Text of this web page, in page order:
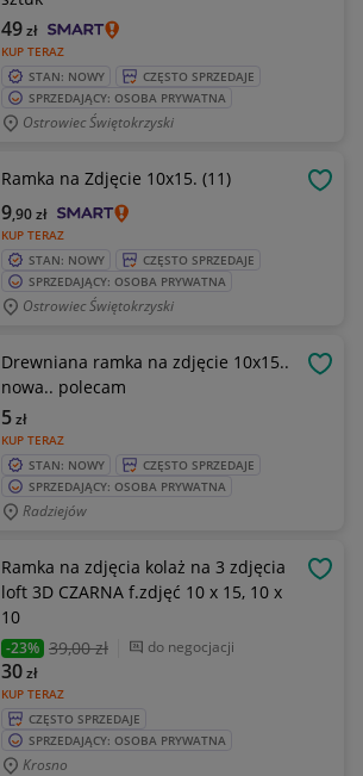
KUP TERAZ
49zł
STAN: NOWY
CZĘSTO SPRZEDAJE
SPRZEDAJĄCY: OSOBA PRYWATNA
Ostrowiec Świętokrzyski
Ramka na Zdjęcie 10x15. (11)
KUP TERAZ
9,90zł
STAN: NOWY
CZĘSTO SPRZEDAJE
SPRZEDAJĄCY: OSOBA PRYWATNA
Ostrowiec Świętokrzyski
Drewniana ramka na zdjęcie 10x15..
nowa.. polecam
KUP TERAZ
5zł
STAN: NOWY
CZĘSTO SPRZEDAJE
SPRZEDAJĄCY: OSOBA PRYWATNA
Radziejów
Ramka na zdjęcia kolaż na 3 zdjęcia
loft 3D CZARNA f.zdjęć 10 x 15, 10 x
10
-23% 39,00 zł do negocjacji
KUP TERAZ
30zł
CZĘSTO SPRZEDAJE
SPRZEDAJĄCY: OSOBA PRYWATNA
Krosno